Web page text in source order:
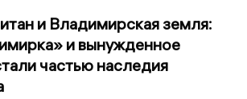
и Владимирская земля:
и вынужденное
частью наследия